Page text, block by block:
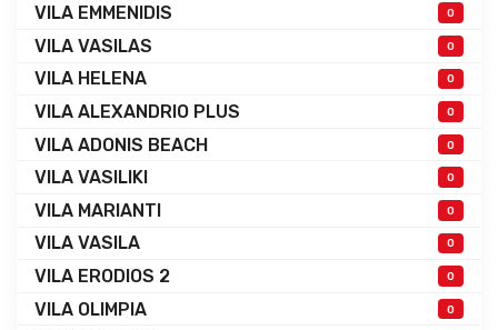
VILA EMMENIDIS 0
VILA VASILAS 0
VILA HELENA 0
VILA ALEXANDRIO PLUS 0
VILA ADONIS BEACH 0
VILA VASILIKI 0
VILA MARIANTI 0
VILA VASILA 0
VILA ERODIOS 2 0
VILA OLIMPIA 0